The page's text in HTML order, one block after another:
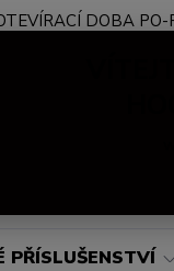
DOBA
PŘÍSLUŠENSTVÍ